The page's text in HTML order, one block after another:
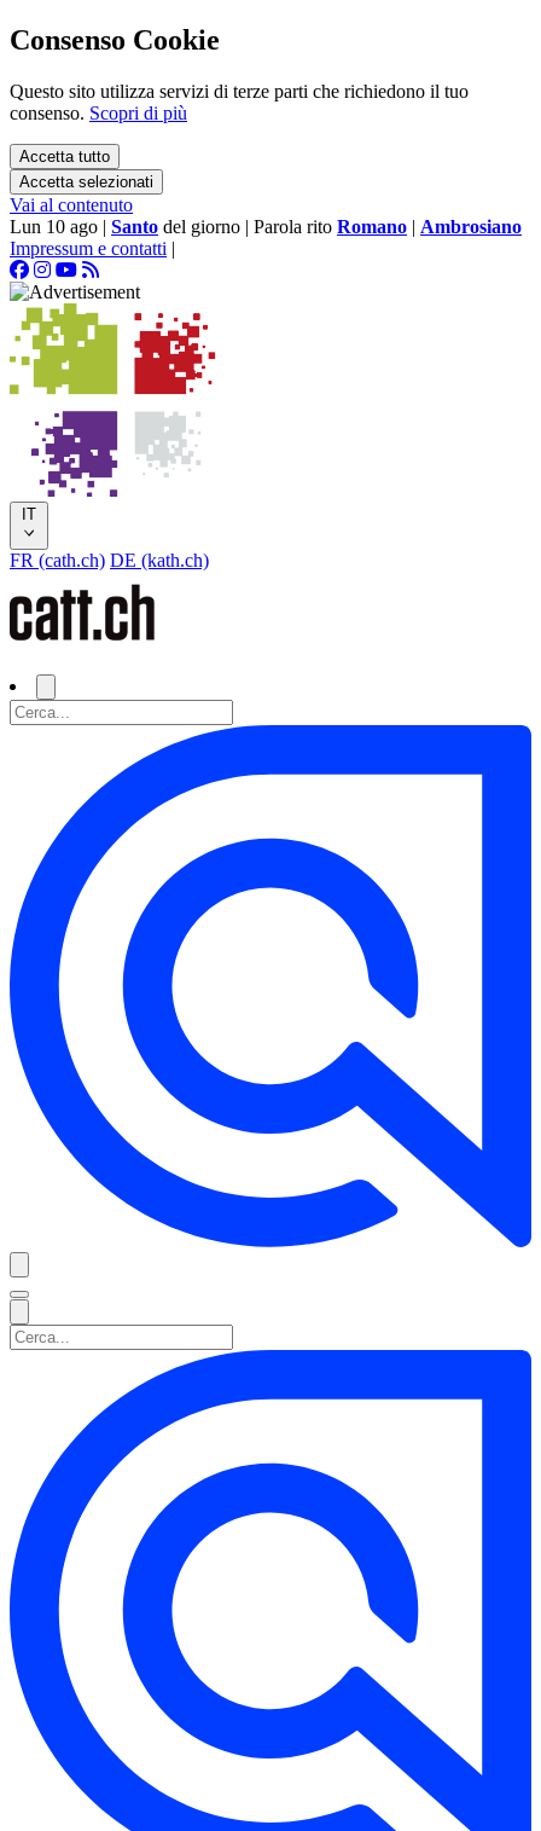
Consenso Cookie
Questo sito utilizza servizi di terze parti che richiedono il tuo
consenso. Scopri di più
Accetta tutto
Accetta selezionati
Vai al contenuto
Lun 10 ago | Santo del giorno | Parola rito Romano | Ambrosiano
Impressum e contatti |
IT
FR (cath.ch) DE (kath.ch)